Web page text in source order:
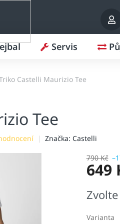
Servis
Castelli Maurizio Tee
Tee
Značka: Castelli
790 Kč
649
cena:
Varianta